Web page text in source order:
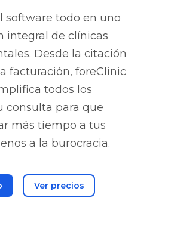
software todo en uno
integral de clínicas
Desde la citación
facturación, foreClinic
todos los
consulta para que
más tiempo a tus
a la burocracia.
Ver precios